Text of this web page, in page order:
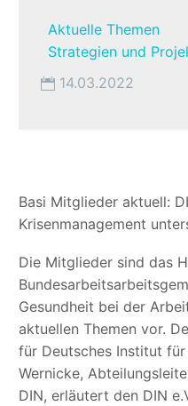
Aktuelle Themen
Strategien und
14.03.2022
Basi Mitglieder aktuell:
Krisenmanagement
Die Mitglieder sind das
Gesundheit bei der
aktuellen Themen vor.
für Deutsches Institut
Wernicke,
DIN, erläutert den DIN